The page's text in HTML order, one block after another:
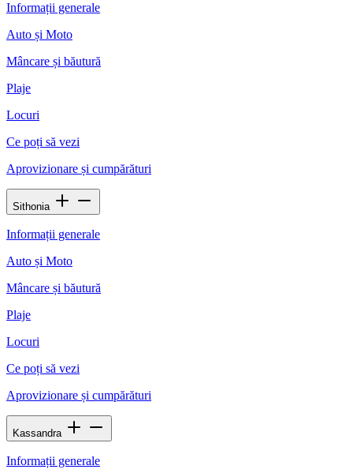
Informații generale
Auto și Moto
Mâncare și băutură
Plaje
Locuri
Ce poți să vezi
Aprovizionare și cumpărături
Sithonia
Informații generale
Auto și Moto
Mâncare și băutură
Plaje
Locuri
Ce poți să vezi
Aprovizionare și cumpărături
Kassandra
Informații generale